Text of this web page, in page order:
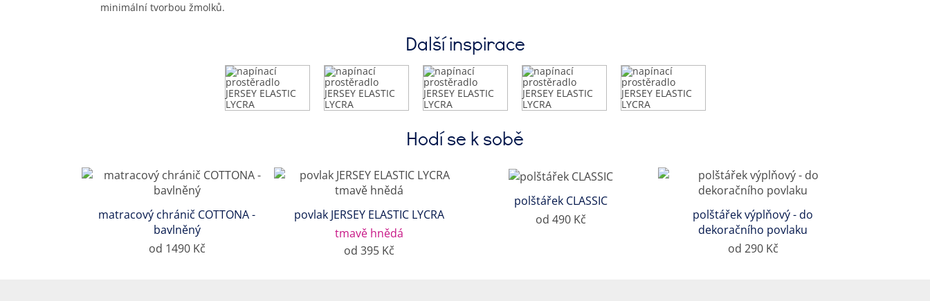
minimální tvorbou žmolků.
Další inspirace
Hodí se k sobě
matracový chránič COTTONA -
bavlněný
od 1490 Kč
povlak JERSEY ELASTIC LYCRA
tmavě hnědá
od 395 Kč
polštářek CLASSIC
od 490 Kč
polštářek výplňový - do
dekoračního povlaku
od 290 Kč